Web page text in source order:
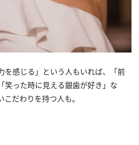
を感じる」という人もいれば、「前
笑った時に見える銀歯が好き」な
だわりを持つ人も。